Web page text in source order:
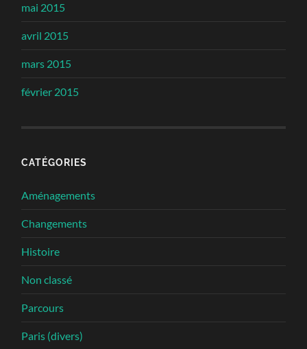
mai 2015
avril 2015
mars 2015
février 2015
CATÉGORIES
Aménagements
Changements
Histoire
Non classé
Parcours
Paris (divers)